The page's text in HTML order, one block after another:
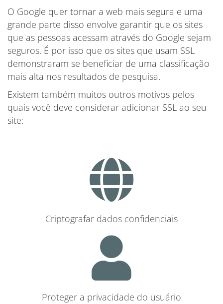
O Google quer tornar a web mais segura e uma
grande parte disso envolve garantir que os sites
que as pessoas acessam através do Google sejam
seguros. É por isso que os sites que usam SSL
demonstraram se beneficiar de uma classificação
mais alta nos resultados de pesquisa.
Existem também muitos outros motivos pelos
quais você deve considerar adicionar SSL ao seu
site:
Criptografar dados confidenciais
Proteger a privacidade do usuário